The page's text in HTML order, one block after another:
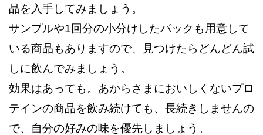
品を入手してみましょう。
サンプルや1回分の小分けしたパックも用意して
いる商品もありますので、見つけたらどんどん試
しに飲んでみましょう。
効果はあっても。あからさまにおいしくないプロ
テインの商品を飲み続けても、長続きしませんの
で、自分の好みの味を優先しましょう。